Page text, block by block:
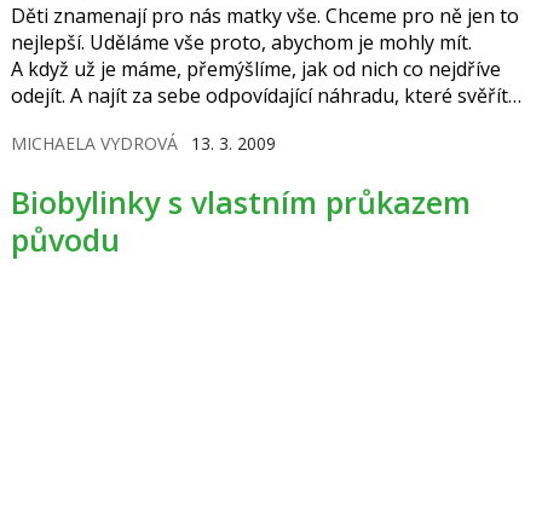
Děti znamenají pro nás matky vše. Chceme pro ně jen to
nejlepší. Uděláme vše proto, abychom je mohly mít.
A když už je máme, přemýšlíme, jak od nich co nejdříve
odejít. A najít za sebe odpovídající náhradu, které svěříte
MICHAELA VYDROVÁ 13. 3. 2009
Biobylinky s vlastním průkazem
původu